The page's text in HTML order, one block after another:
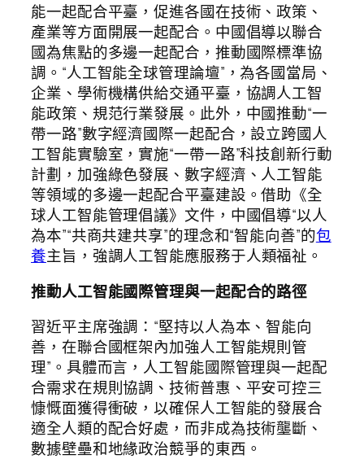
能一起配合平臺，促進各國在技術、政策、
產業等方面開展一起配合。中國倡導以聯合
國為焦點的多邊一起配合，推動國際標準協
調。“人工智能全球管理論壇”，為各國當局、
企業、學術機構供給交通平臺，協調人工智
能政策、規范行業發展。此外，中國推動“一
帶一路”數字經濟國際一起配合，設立跨國人
工智能實驗室，實施“一帶一路”科技創新行動
計劃，加強綠色發展、數字經濟、人工智能
等領域的多邊一起配合平臺建設。借助《全
球人工智能管理倡議》文件，中國倡導“以人
為本”“共商共建共享”的理念和“智能向善”的包
養主旨，強調人工智能應服務于人類福祉。
推動人工智能國際管理與一起配合的路徑
習近平主席強調：“堅持以人為本、智能向
善，在聯合國框架內加強人工智能規則管
理”。具體而言，人工智能國際管理與一起配
合需求在規則協調、技術普惠、平安可控三
慷慨面獲得衝破，以確保人工智能的發展合
適全人類的配合好處，而非成為技術壟斷、
數據壁壘和地緣政治競爭的東西。